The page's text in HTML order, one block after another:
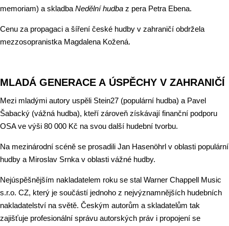
memoriam) a skladbaNedělní hudba z pera Petra Ebena.
Cenu za propagaci a šíření české hudby v zahraničí obdržela
mezzosopranistka Magdalena Kožená.
MLADÁ GENERACE A ÚSPĚCHY V ZAHRANIČÍ
Mezi mladými autory uspěli Stein27 (populární hudba) a Pavel
Šabacký (vážná hudba), kteří zároveň získávají finanční podporu
OSA ve výši 80 000 Kč na svou další hudební tvorbu.
Na mezinárodní scéně se prosadili Jan Hasenöhrl v oblasti populární
hudby a Miroslav Srnka v oblasti vážné hudby.
Nejúspěšnějším nakladatelem roku se stal Warner Chappell Music
s.r.o. CZ, který je součástí jednoho z nejvýznamnějších hudebních
nakladatelství na světě. Českým autorům a skladatelům tak
zajišťuje profesionální správu autorských práv i propojení se